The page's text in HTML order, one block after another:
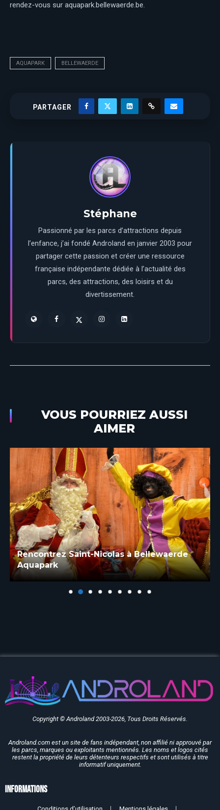
rendez-vous sur aquapark.bellewaerde.be.
AQUAPARK BELLEWAERDE
PARTAGER
Stéphane
Passionné par les parcs d’attractions depuis
l’enfance, j’ai fondé Androland en janvier 2003 pour
partager cette passion et créer une ressource
française indépendante dédiée à l’actualité des
parcs, des attractions, des loisirs et du
divertissement.
VOUS POURRIEZ AUSSI
AIMER
Rencontrez Saint-Nicolas à Bellewaerde
Aquapark
Copyright © Androland 2003-2026, Tous Droits Réservés.
Androland.com est un site de fans indépendant, non affilié ni approuvé par
les parcs, marques ou exploitants mentionnés. Les noms et logos cités
restent la propriété de leurs détenteurs respectifs et sont utilisés à titre
informatif uniquement.
Informations